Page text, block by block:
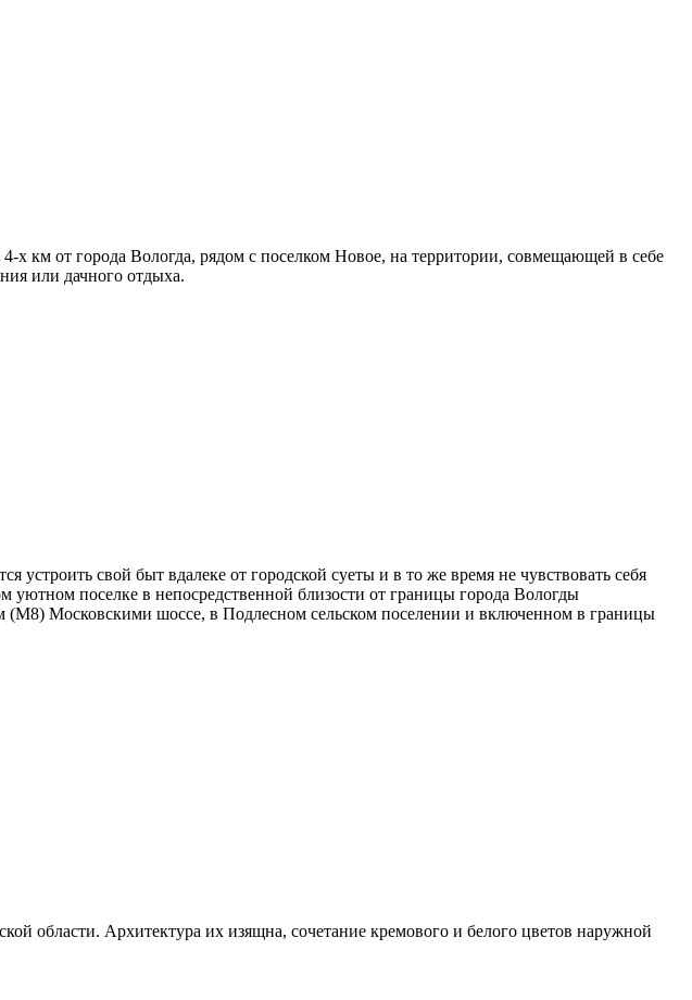
х км от города Вологда, рядом с поселком Новое, на территории, совмещающей в себе
или дачного отдыха.
устроить свой быт вдалеке от городской суеты и в то же время не чувствовать себя
поселке в непосредственной близости от границы города Вологды
Московскими шоссе, в Подлесном сельском поселении и включенном в границы
области. Архитектура их изящна, сочетание кремового и белого цветов наружной